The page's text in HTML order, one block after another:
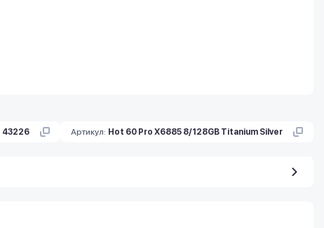
43226 Артикул: Hot 60 Pro X6885 8/128GB Titanium Silver